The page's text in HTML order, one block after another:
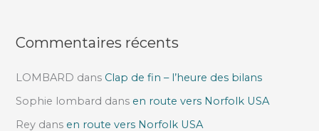
Commentaires récents
LOMBARD dans Clap de fin – l’heure des bilans
Sophie lombard dans en route vers Norfolk USA
Rey dans en route vers Norfolk USA